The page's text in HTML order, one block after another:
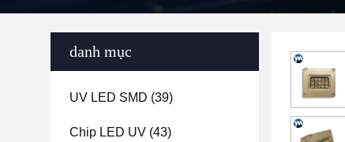
danh mục
UV LED SMD (39)
Chip LED UV (43)